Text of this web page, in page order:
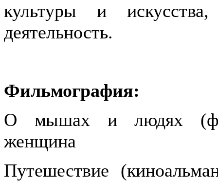
культуры и
деятельность.
Фильмография:
О мышах и людях
женщина
Путешествие